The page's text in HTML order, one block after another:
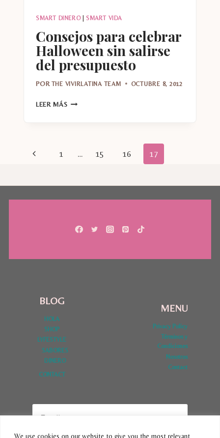
We use cookies on our website to give you the most relevant
SMART DINERO| SMART VIDA
Consejos para celebrar
Halloween sin salirse
del presupuesto
POR THE VIVIRLATINA TEAM OCTUBRE 8, 2012
LEER MÁS CONSEJOS
Navegación
Página
1 … 15 16 17
BLOG
HOLA
SHOP
LYFESTYLE
SABORES
DINERO
CONTACT
MENU
Privacy Policy
Términos y
Condiciones
Nosotros
Contact